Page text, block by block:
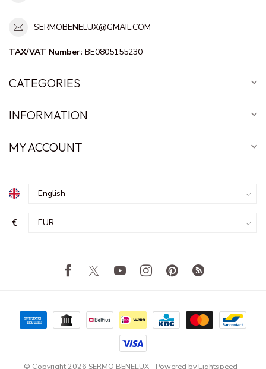
SERMOBENELUX@GMAIL.COM
TAX/VAT Number: BE0805155230
CATEGORIES
INFORMATION
MY ACCOUNT
€
© Copyright 2026 SERMO BENELUX - Powered by Lightspeed -